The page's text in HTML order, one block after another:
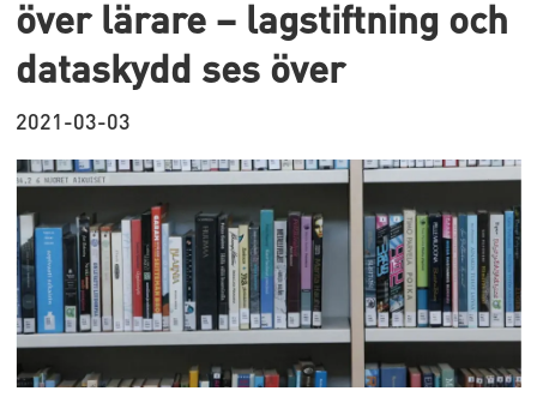
över lärare – lagstiftning och
dataskydd ses över
2021-03-03